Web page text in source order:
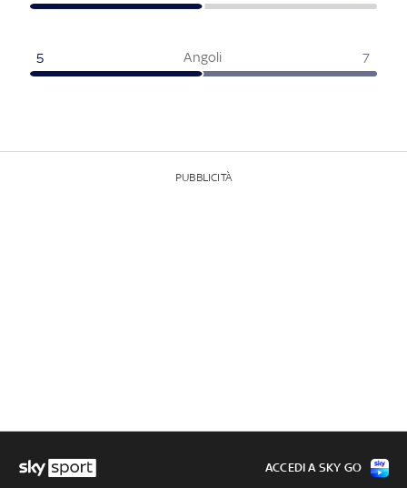
Angoli
5 7
PUBBLICITÀ
ACCEDI A SKY GO